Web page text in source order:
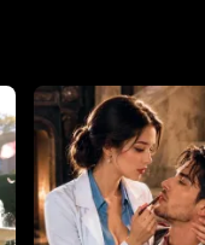
Leland, Alicia experimentou